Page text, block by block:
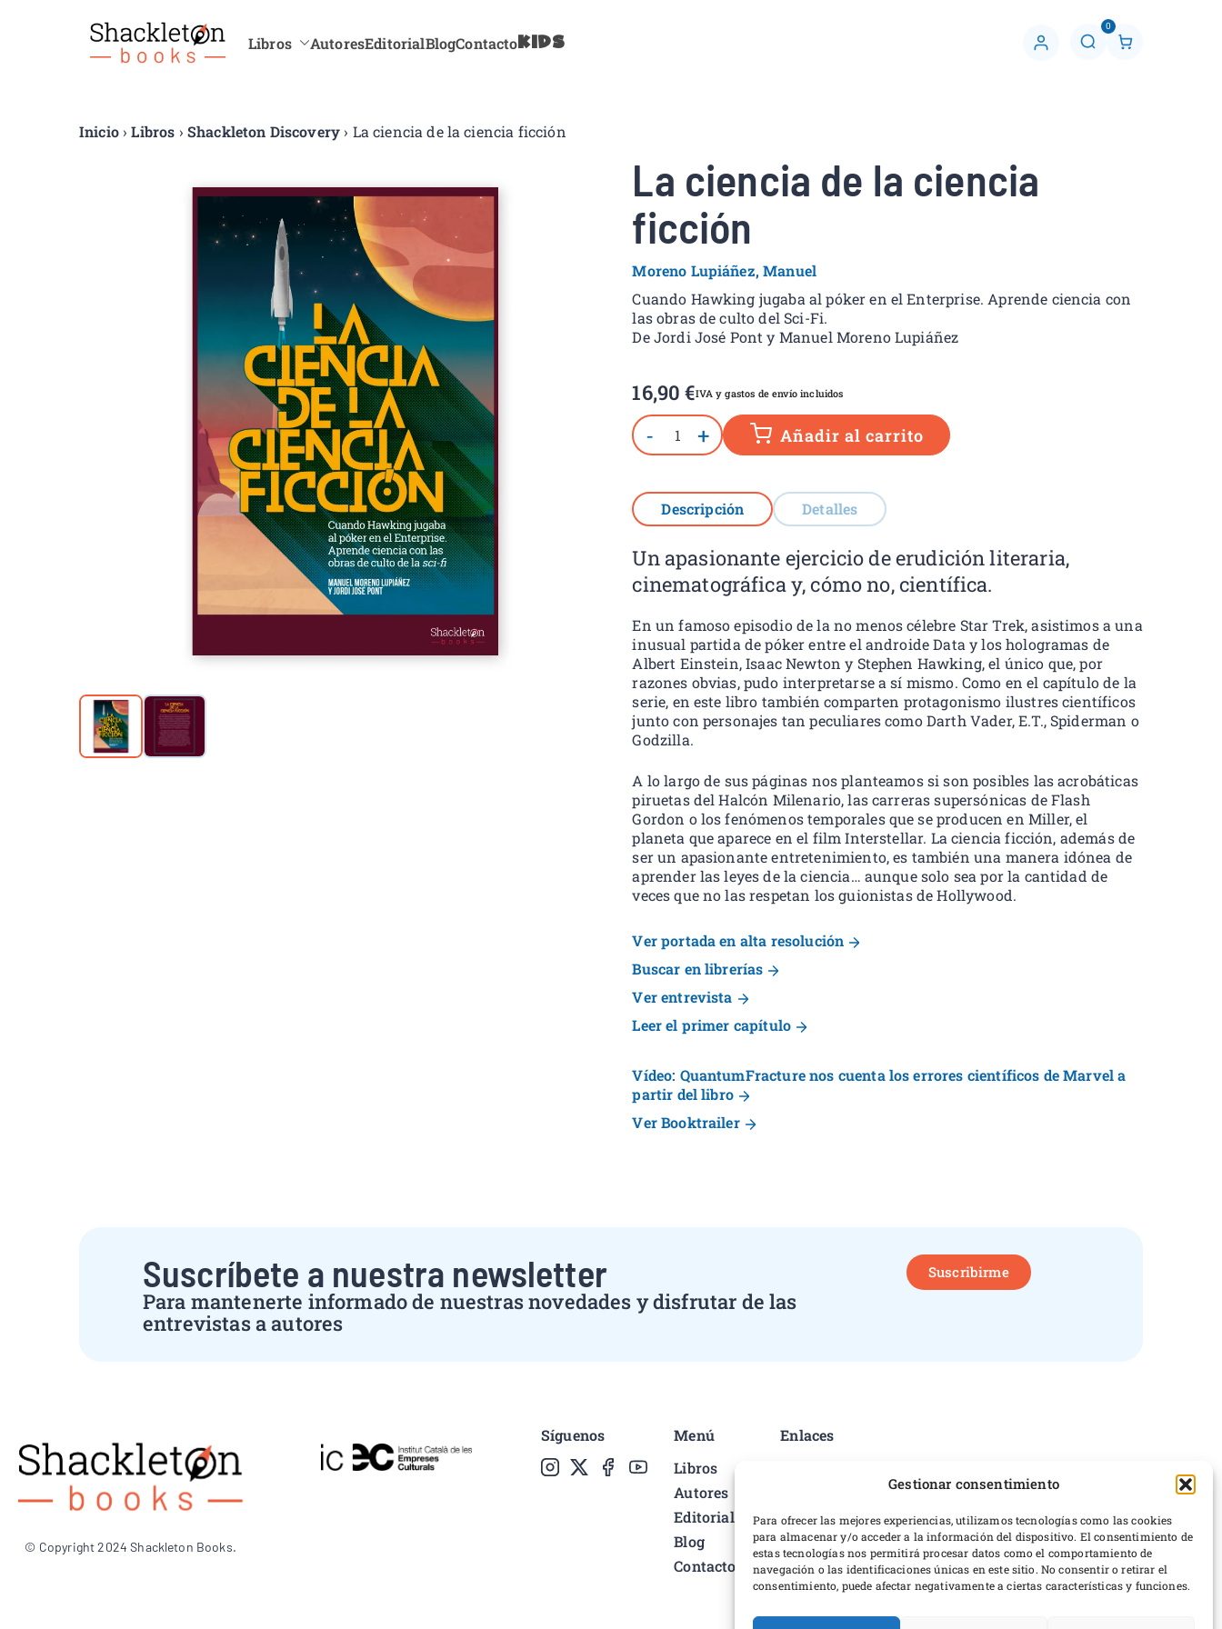
Gestionar consentimiento
Para ofrecer las mejores experiencias, utilizamos tecnologías como las cookies
para almacenar y/o acceder a la información del dispositivo. El consentimiento de
estas tecnologías nos permitirá procesar datos como el comportamiento de
navegación o las identificaciones únicas en este sitio. No consentir o retirar el
consentimiento, puede afectar negativamente a ciertas características y funciones.
Shackletonbooks
Libros AutoresEditorialBlogContactoKIDS
C
0
Inicio›Libros › Shackleton Discovery › La ciencia de la ciencia ficción
La ciencia de la ciencia
ficción
Moreno Lupiáñez, Manuel
Cuando Hawking jugaba al póker en el Enterprise. Aprende ciencia con
las obras de culto del Sci-Fi.
De Jordi José Pont y Manuel Moreno Lupiáñez
Descripción Detalles
Un apasionante ejercicio de erudición literaria,
cinematográfica y, cómo no, científica.
En un famoso episodio de la no menos célebre Star Trek, asistimos a una
inusual partida de póker entre el androide Data y los hologramas de
Albert Einstein, Isaac Newton y Stephen Hawking, el único que, por
razones obvias, pudo interpretarse a sí mismo. Como en el capítulo de la
serie, en este libro también comparten protagonismo ilustres científicos
junto con personajes tan peculiares como Darth Vader, E.T., Spiderman o
Godzilla.
A lo largo de sus páginas nos planteamos si son posibles las acrobáticas
piruetas del Halcón Milenario, las carreras supersónicas de Flash
Gordon o los fenómenos temporales que se producen en Miller, el
planeta que aparece en el film Interstellar. La ciencia ficción, además de
ser un apasionante entretenimiento, es también una manera idónea de
aprender las leyes de la ciencia… aunque solo sea por la cantidad de
veces que no las respetan los guionistas de Hollywood.
Ver portada en alta resolución
Buscar en librerías
Ver entrevista
Leer el primer capítulo
Vídeo: QuantumFracture nos cuenta los errores científicos de Marvel a
partir del libro
Ver Booktrailer
16,90€IVA y gastos de envío incluidos
- + Añadir al carrito
Suscríbete a nuestra newsletter
Para mantenerte informado de nuestras novedades y disfrutar de las
entrevistas a autores
Suscribirme
© Copyright 2024 Shackleton Books.
Síguenos
Menú
Libros
Autores
Editorial
Blog
Contacto
Enlaces
Condiciones del servicio
Preferencias de cookies
Políticas de devoluciones y reembolsos
Desarrollo web